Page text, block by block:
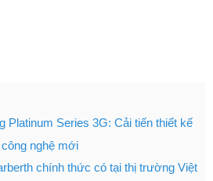
Platinum Series 3G: Cải tiến thiết kế
nghệ mới
chính thức có tại thị trường Việt